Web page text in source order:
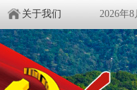
关于我们 2026年